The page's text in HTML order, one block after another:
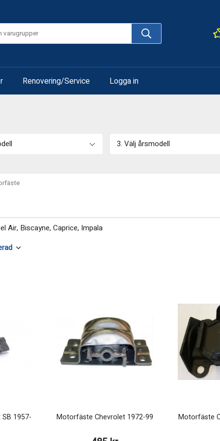
Renovering/Service Logga in
3. Välj årsmodell
Air, Biscayne, Caprice, Impala
1957- Motorfäste Chevrolet 1972-99 Motorfäste